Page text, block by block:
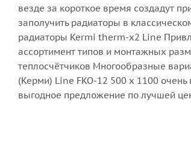
везде за короткое время создадут
заполучить радиаторы в
радиаторы Kermi therm-x2 Line
ассортимент типов и монтажных
теплосчётчиков Многообразные
(Керми) Line FKO-12 500 х 1100
выгодное предложение по лучшей